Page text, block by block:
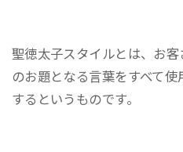
聖徳太子スタイルとは、お
のお題となる言葉をすべて
するというものです。